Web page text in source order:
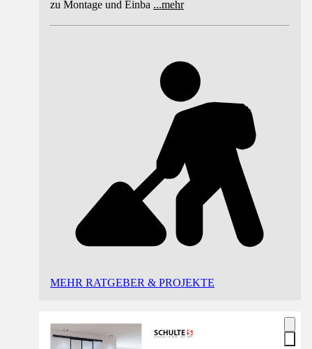
zu Montage und Einba ...mehr
MEHR RATGEBER & PROJEKTE